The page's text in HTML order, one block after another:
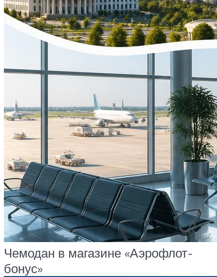
Чемодан в магазине «Аэрофлот-
бонус»